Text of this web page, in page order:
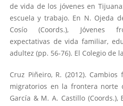
de vida de los jóvenes en
escuela y trabajo. En N. Ojeda
Cosío (Coords.), Jóvenes
expectativas de vida familiar,
adultez (pp. 56-76). El Colegio de
Cruz Piñeiro, R. (2012).
migratorios en la frontera norte
García & M. A. Castillo